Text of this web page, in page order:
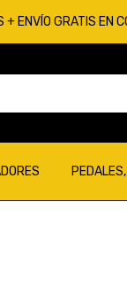
+ ENVÍO GRATIS EN